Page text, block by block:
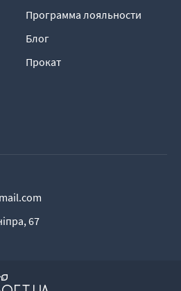
Программа лояльности
Блог
Прокат
67